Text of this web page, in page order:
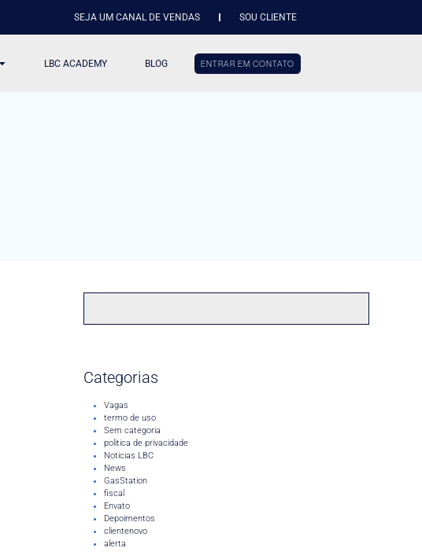
SEJA UM CANAL DE VENDAS SOU CLIENTE
LBC ACADEMY BLOG ENTRAR EM CONTATO
Categorias
Vagas
termo de uso
Sem categoria
politica de privacidade
Noticias LBC
News
GasStation
fiscal
Envato
Depoimentos
clientenovo
alerta